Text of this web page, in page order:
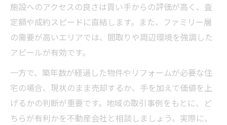
トラブルを避けるための事前確認事項
実例で見る満足度の高い売却プロセス
不動産売却実例から学ぶ成功のポイント
査定から売却完了までの流れと実体験
実践者が語る不動産売却の工夫と発見
売却プロセスで得られる安心感の理由
施設へのアクセスの良さは買い手からの評価が高く、査
定額や成約スピードに直結します。また、ファミリー層
の需要が高いエリアでは、間取りや周辺環境を強調した
アピールが有効です。
一方で、築年数が経過した物件やリフォームが必要な住
宅の場合、現状のまま売却するか、手を加えて価値を上
げるかの判断が重要です。地域の取引事例をもとに、ど
ちらが有利かを不動産会社と相談しましょう。実際に、